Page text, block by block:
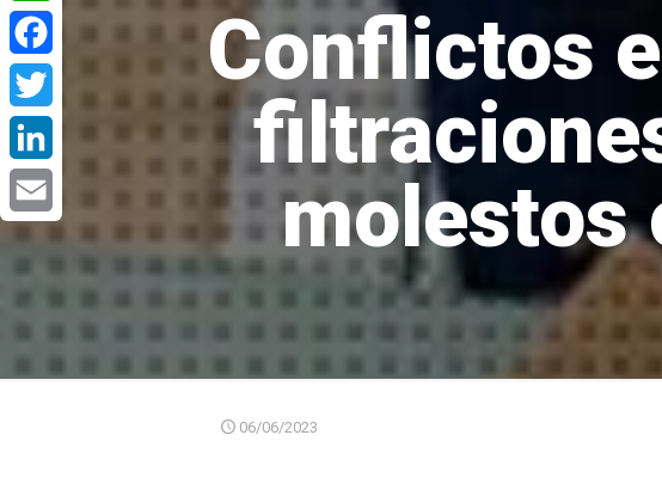
Conflictos
molestos
06/06/2023
WhatsApp
Facebook
Twitter
LinkedIn